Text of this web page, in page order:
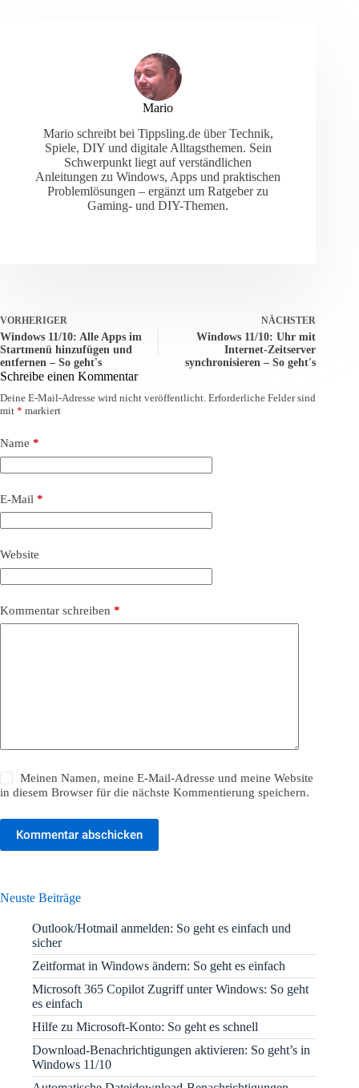
Mario
Mario schreibt bei Tippsling.de über Technik,
Spiele, DIY und digitale Alltagsthemen. Sein
Schwerpunkt liegt auf verständlichen
Anleitungen zu Windows, Apps und praktischen
Problemlösungen – ergänzt um Ratgeber zu
Gaming- und DIY-Themen.
VORHERIGER
Windows 11/10: Alle Apps im
Startmenü hinzufügen und
entfernen – So geht's
NÄCHSTER
Windows 11/10: Uhr mit
Internet-Zeitserver
synchronisieren – So geht's
Schreibe einen Kommentar
Deine E-Mail-Adresse wird nicht veröffentlicht. Erforderliche Felder sind
mit * markiert
Name *
E-Mail *
Website
Kommentar schreiben *
Meinen Namen, meine E-Mail-Adresse und meine Website
in diesem Browser für die nächste Kommentierung speichern.
Kommentar abschicken
Neuste Beiträge
Outlook/Hotmail anmelden: So geht es einfach und
sicher
Zeitformat in Windows ändern: So geht es einfach
Microsoft 365 Copilot Zugriff unter Windows: So geht
es einfach
Hilfe zu Microsoft-Konto: So geht es schnell
Download-Benachrichtigungen aktivieren: So geht’s in
Windows 11/10